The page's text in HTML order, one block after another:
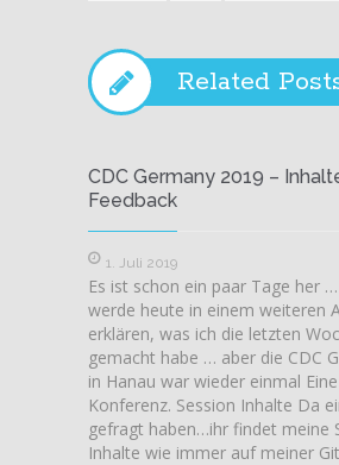
Related
CDC Germany 2019 –
Feedback
1. Juli 2019
Es ist schon ein paar Tage her
werde heute in einem weiteren
erklären, was ich die letzten
gemacht habe … aber die CDC
in Hanau war wieder einmal
Konferenz. Session Inhalte Da
gefragt haben…ihr findet meine
Inhalte wie immer auf meiner